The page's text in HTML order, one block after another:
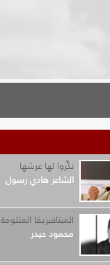
نكِّروا لها عرشها
الشاعر هادي رسول
الميتافيزيقا المثلومة
محمود حيدر